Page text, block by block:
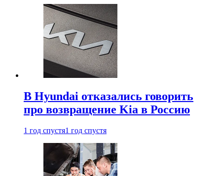
В Hyundai отказались говорить
про возвращение Kia в Россию
1 год спустя1 год спустя